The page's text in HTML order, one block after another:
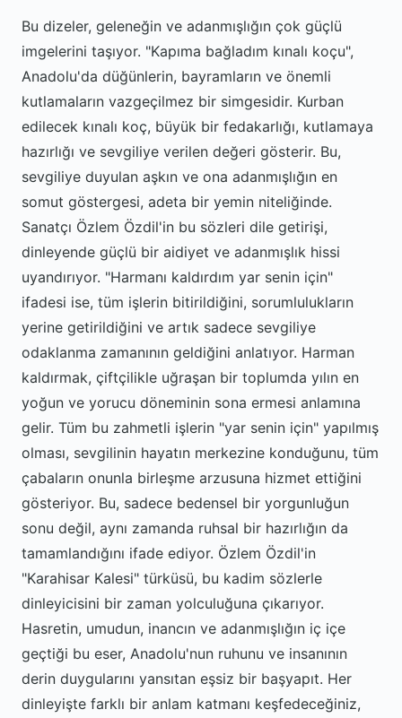
Bu dizeler, geleneğin ve adanmışlığın çok güçlü
imgelerini taşıyor. "Kapıma bağladım kınalı koçu",
Anadolu'da düğünlerin, bayramların ve önemli
kutlamaların vazgeçilmez bir simgesidir. Kurban
edilecek kınalı koç, büyük bir fedakarlığı, kutlamaya
hazırlığı ve sevgiliye verilen değeri gösterir. Bu,
sevgiliye duyulan aşkın ve ona adanmışlığın en
somut göstergesi, adeta bir yemin niteliğinde.
Sanatçı Özlem Özdil'in bu sözleri dile getirişi,
dinleyende güçlü bir aidiyet ve adanmışlık hissi
uyandırıyor. "Harmanı kaldırdım yar senin için"
ifadesi ise, tüm işlerin bitirildiğini, sorumlulukların
yerine getirildiğini ve artık sadece sevgiliye
odaklanma zamanının geldiğini anlatıyor. Harman
kaldırmak, çiftçilikle uğraşan bir toplumda yılın en
yoğun ve yorucu döneminin sona ermesi anlamına
gelir. Tüm bu zahmetli işlerin "yar senin için" yapılmış
olması, sevgilinin hayatın merkezine konduğunu, tüm
çabaların onunla birleşme arzusuna hizmet ettiğini
gösteriyor. Bu, sadece bedensel bir yorgunluğun
sonu değil, aynı zamanda ruhsal bir hazırlığın da
tamamlandığını ifade ediyor. Özlem Özdil'in
"Karahisar Kalesi" türküsü, bu kadim sözlerle
dinleyicisini bir zaman yolculuğuna çıkarıyor.
Hasretin, umudun, inancın ve adanmışlığın iç içe
geçtiği bu eser, Anadolu'nun ruhunu ve insanının
derin duygularını yansıtan eşsiz bir başyapıt. Her
dinleyişte farklı bir anlam katmanı keşfedeceğiniz,